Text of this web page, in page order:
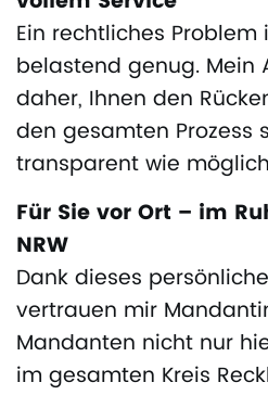
Ein rechtliches
belastend genug. Mein
daher, Ihnen den
den gesamten Prozess
transparent wie
Für Sie vor Ort – im
NRW
Dank dieses
vertrauen mir
Mandanten nicht nur
im gesamten Kreis